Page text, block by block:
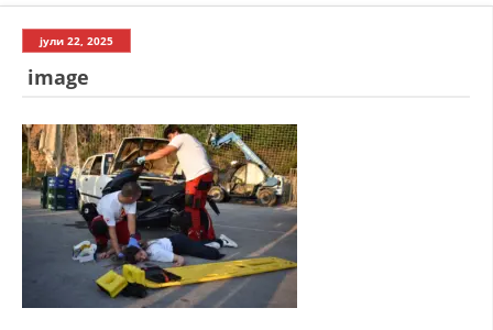
ИСТОРИЈАТ НА ЦКРМ
ИСТОРИЈАТ НА ДВИЖЕЊЕТО
СТРУКТУРА НА ОРГАНИЗАЦИЈАТА
јули 22, 2025
image